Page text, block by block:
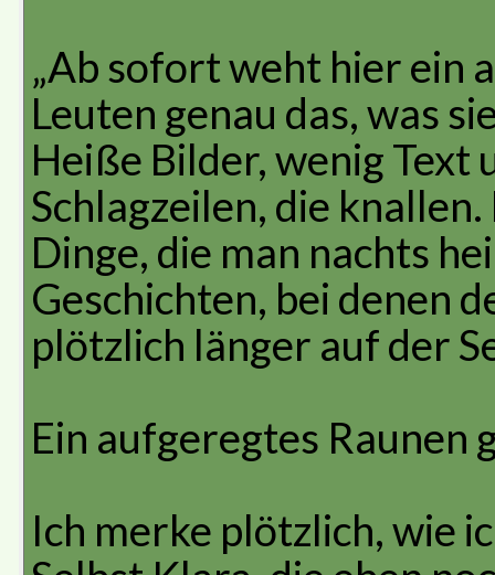
„Ab sofort weht hier ein
Leuten genau das, was
Heiße Bilder, wenig Text
Schlagzeilen, die
Dinge, die man nachts
Geschichten, bei denen
plötzlich länger auf der
Ein aufgeregtes Raunen
Ich merke plötzlich, wie